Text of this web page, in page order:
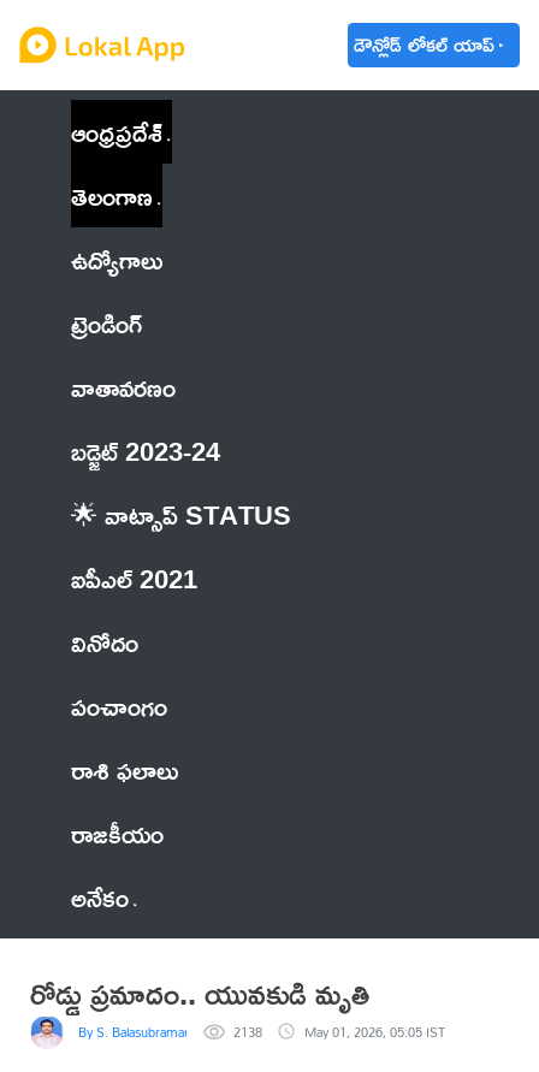
డౌన్లోడ్ లోకల్ యాప్
ఆంధ్రప్రదేశ్
తెలంగాణ
ఉద్యోగాలు
ట్రెండింగ్
వాతావరణం
బడ్జెట్ 2023-24
🌟 వాట్సాప్ STATUS
ఐపీఎల్ 2021
వినోదం
పంచాంగం
రాశి ఫలాలు
రాజకీయం
అనేకం
రోడ్డు ప్రమాదం.. యువకుడి మృతి
By S. Balasubramanyam 2138 May 01, 2026, 05:05 IST